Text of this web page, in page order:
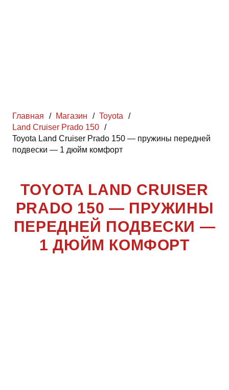
Главная / Магазин / Toyota
/
Land Cruiser Prado 150 /
Toyota Land Cruiser Prado 150 — пружины передней
подвески — 1 дюйм комфорт
TOYOTA LAND CRUISER
PRADO 150 — ПРУЖИНЫ
ПЕРЕДНЕЙ ПОДВЕСКИ —
1 ДЮЙМ КОМФОРТ